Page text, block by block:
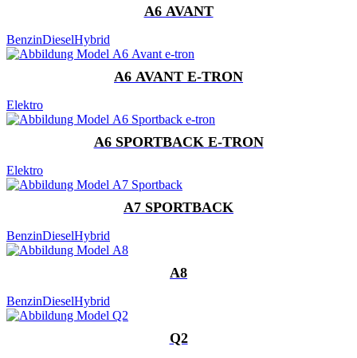
A6 AVANT
BenzinDieselHybrid
A6 AVANT E-TRON
Elektro
A6 SPORTBACK E-TRON
Elektro
A7 SPORTBACK
BenzinDieselHybrid
A8
BenzinDieselHybrid
Q2